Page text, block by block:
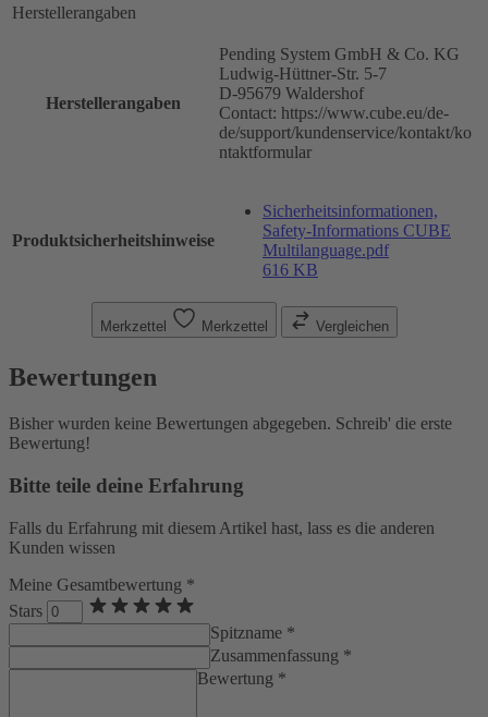
Herstellerangaben
Herstellerangaben
Pending System GmbH & Co. KG
Ludwig-Hüttner-Str. 5-7
D-95679 Waldershof
Contact: https://www.cube.eu/de-
de/support/kundenservice/kontakt/ko
ntaktformular
Produktsicherheitshinweise
Sicherheitsinformationen,
Safety-Informations CUBE
Multilanguage.pdf
616 KB
Merkzettel Merkzettel Vergleichen
Bewertungen
Bisher wurden keine Bewertungen abgegeben. Schreib' die erste
Bewertung!
Bitte teile deine Erfahrung
Falls du Erfahrung mit diesem Artikel hast, lass es die anderen
Kunden wissen
Meine Gesamtbewertung *
Stars
Spitzname *
Zusammenfassung *
Bewertung *